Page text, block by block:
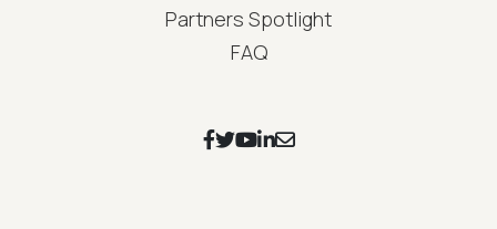
Partners Spotlight
FAQ
Footer Social Icons